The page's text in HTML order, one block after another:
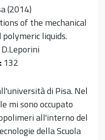
(2014)
of the mechanical
liquids.
D.Leporini
132
di Pisa. Nel
mi sono occupato
all'interno del
della Scuola